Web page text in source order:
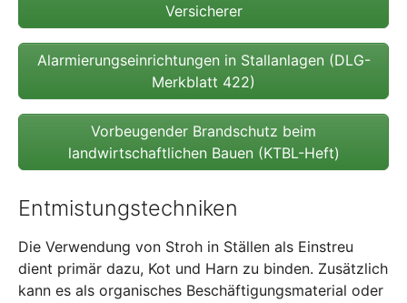
Versicherer
Alarmierungseinrichtungen in Stallanlagen (DLG-
Merkblatt 422)
Vorbeugender Brandschutz beim
landwirtschaftlichen Bauen (KTBL-Heft)
Entmistungstechniken
Die Verwendung von Stroh in Ställen als Einstreu
dient primär dazu, Kot und Harn zu binden. Zusätzlich
kann es als organisches Beschäftigungsmaterial oder